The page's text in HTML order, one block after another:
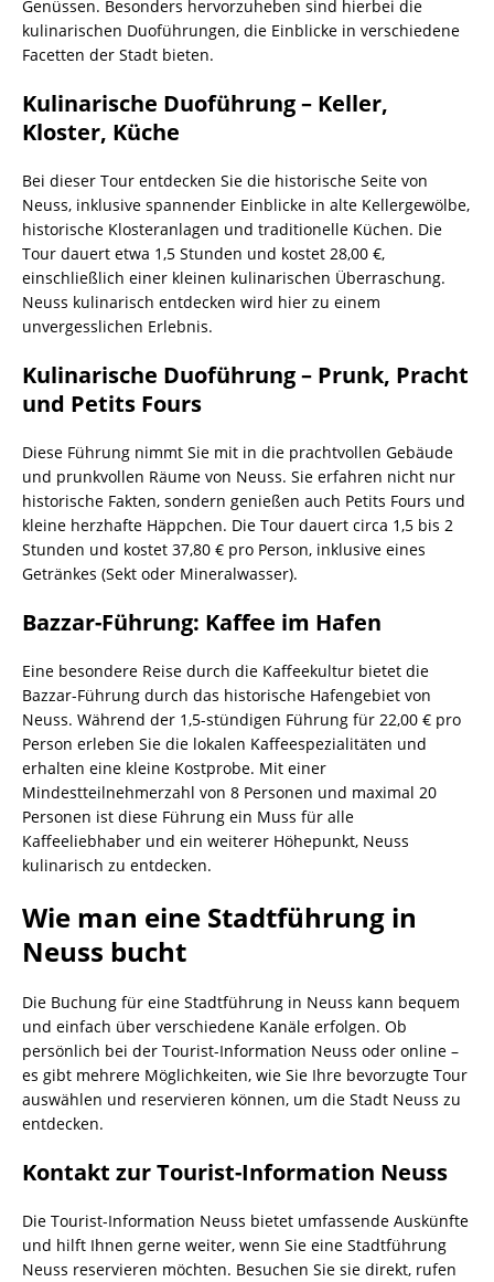
Genüssen. Besonders hervorzuheben sind hierbei die
kulinarischen Duoführungen, die Einblicke in verschiedene
Facetten der Stadt bieten.
Kulinarische Duoführung – Keller,
Kloster, Küche
Bei dieser Tour entdecken Sie die historische Seite von
Neuss, inklusive spannender Einblicke in alte Kellergewölbe,
historische Klosteranlagen und traditionelle Küchen. Die
Tour dauert etwa 1,5 Stunden und kostet 28,00 €,
einschließlich einer kleinen kulinarischen Überraschung.
Neuss kulinarisch entdecken wird hier zu einem
unvergesslichen Erlebnis.
Kulinarische Duoführung – Prunk, Pracht
und Petits Fours
Diese Führung nimmt Sie mit in die prachtvollen Gebäude
und prunkvollen Räume von Neuss. Sie erfahren nicht nur
historische Fakten, sondern genießen auch Petits Fours und
kleine herzhafte Häppchen. Die Tour dauert circa 1,5 bis 2
Stunden und kostet 37,80 € pro Person, inklusive eines
Getränkes (Sekt oder Mineralwasser).
Bazzar-Führung: Kaffee im Hafen
Eine besondere Reise durch die Kaffeekultur bietet die
Bazzar-Führung durch das historische Hafengebiet von
Neuss. Während der 1,5-stündigen Führung für 22,00 € pro
Person erleben Sie die lokalen Kaffeespezialitäten und
erhalten eine kleine Kostprobe. Mit einer
Mindestteilnehmerzahl von 8 Personen und maximal 20
Personen ist diese Führung ein Muss für alle
Kaffeeliebhaber und ein weiterer Höhepunkt, Neuss
kulinarisch zu entdecken.
Wie man eine Stadtführung in
Neuss bucht
Die Buchung für eine Stadtführung in Neuss kann bequem
und einfach über verschiedene Kanäle erfolgen. Ob
persönlich bei der Tourist-Information Neuss oder online –
es gibt mehrere Möglichkeiten, wie Sie Ihre bevorzugte Tour
auswählen und reservieren können, um die Stadt Neuss zu
entdecken.
Kontakt zur Tourist-Information Neuss
Die Tourist-Information Neuss bietet umfassende Auskünfte
und hilft Ihnen gerne weiter, wenn Sie eine Stadtführung
Neuss reservieren möchten. Besuchen Sie sie direkt, rufen